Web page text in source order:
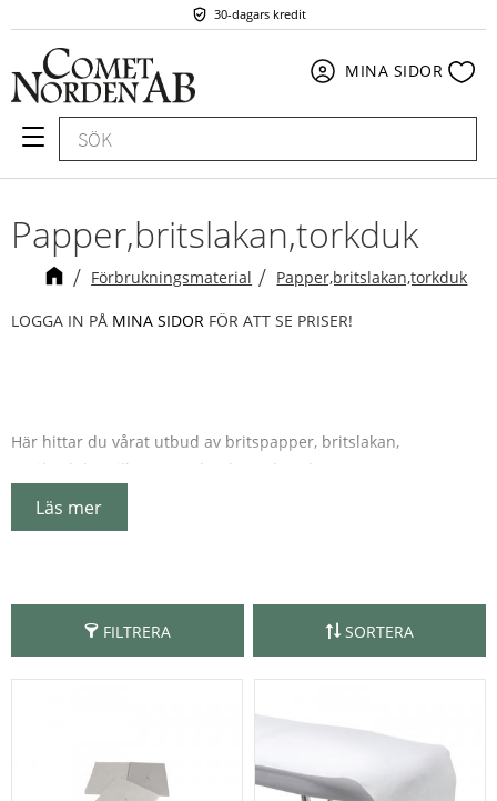
Meny
30-dagars kredit
MINA SIDOR
Papper,britslakan,torkduk
Förbrukningsmaterial Papper,britslakan,torkduk
LOGGA IN PÅ MINA SIDOR FÖR ATT SE PRISER!
Här hittar du vårat utbud av britspapper, britslakan,
ansiktsdukar till massagebänkar och torkpapper,
så att du kan hålla hygieniskt, rent och snyggt för dina kunder.
Läs mer
FILTRERA SORTERA